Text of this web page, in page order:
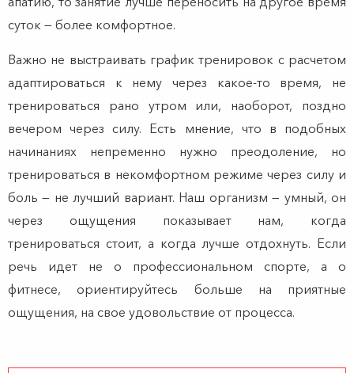
суток — более комфортное.
Важно не выстраивать график тренировок с расчетом
адаптироваться к нему через какое-то время, не
тренироваться рано утром или, наоборот, поздно
вечером через силу. Есть мнение, что в подобных
начинаниях непременно нужно преодоление, но
тренироваться в некомфортном режиме через силу и
боль — не лучший вариант. Наш организм — умный, он
через ощущения показывает нам, когда
тренироваться стоит, а когда лучше отдохнуть. Если
речь идет не о профессиональном спорте, а о
фитнесе, ориентируйтесь больше на приятные
ощущения, на свое удовольствие от процесса.